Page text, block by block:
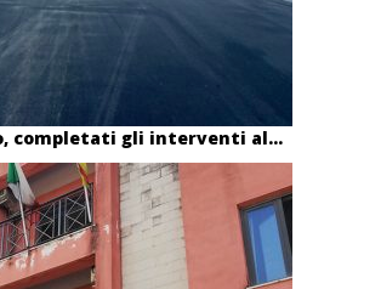
completati gli interventi al...